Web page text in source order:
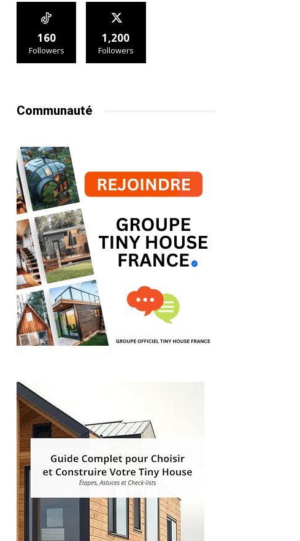
160
Followers
1,200
Followers
Communauté